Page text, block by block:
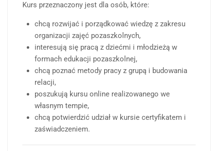
Kurs przeznaczony jest dla osób, które:
chcą rozwijać i porządkować wiedzę z zakresu
organizacji zajęć pozaszkolnych,
interesują się pracą z dziećmi i młodzieżą w
formach edukacji pozaszkolnej,
chcą poznać metody pracy z grupą i budowania
relacji,
poszukują kursu online realizowanego we
własnym tempie,
chcą potwierdzić udział w kursie certyfikatem i
zaświadczeniem.